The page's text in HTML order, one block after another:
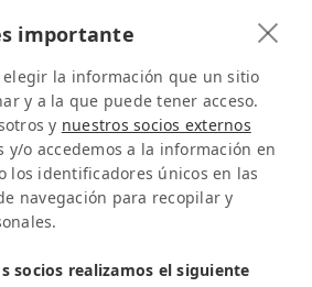
importante
elegir la información que un sitio
y a la que puede tener acceso.
y nuestros socios externos
y/o accedemos a la información en
los identificadores únicos en las
navegación para recopilar y
socios realizamos el siguiente